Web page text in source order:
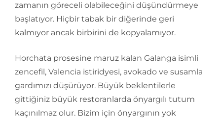
zamanın göreceli olabileceğini düşündürmeye
başlatıyor. Hiçbir tabak bir diğerinde geri
kalmıyor ancak birbirini de kopyalamıyor.
Horchata prosesine maruz kalan Galanga isimli
zencefil, Valencia istiridyesi, avokado ve susamla
gardımızı düşürüyor. Büyük beklentilerle
gittiğiniz büyük restoranlarda önyargılı tutum
kaçınılmaz olur. Bizim için önyargının yok